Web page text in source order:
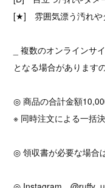
[★] 雰囲気漂う汚れや
_ 複数のオンラインサ
となる場合があります
◎ 商品の合計金額
※ 同時注文による一括
◎ 領収書が必要な場合